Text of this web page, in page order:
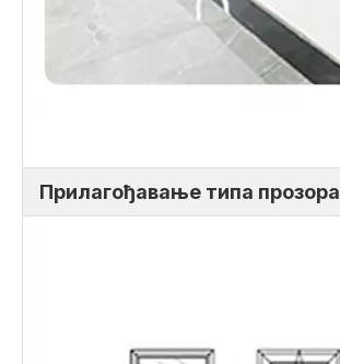
Прилагођавање типа прозора